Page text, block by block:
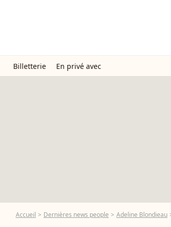
Billetterie En privé avec
Accueil Dernières news people Adeline Blondieau